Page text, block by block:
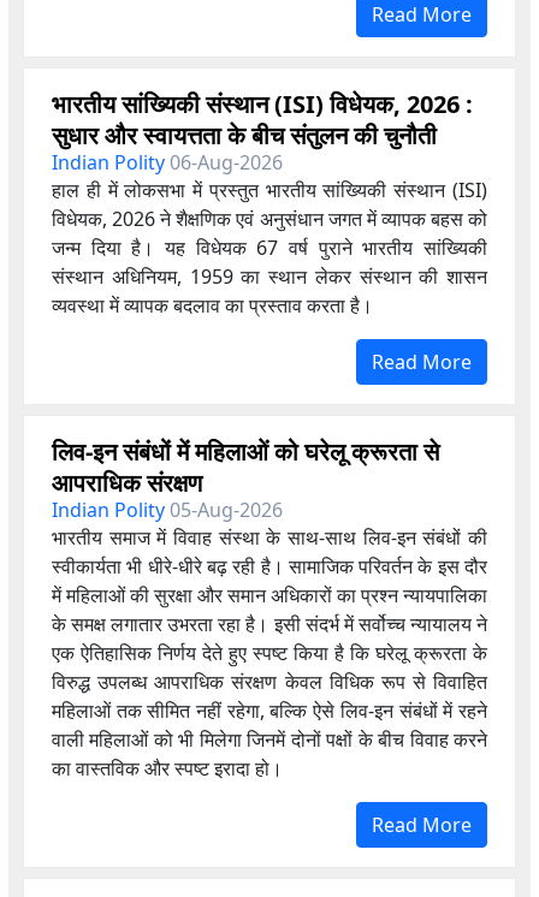
Read More
भारतीय सांख्यिकी संस्थान (ISI) विधेयक, 2026 :
सुधार और स्वायत्तता के बीच संतुलन की चुनौती
Indian Polity06-Aug-2026
हाल ही में लोकसभा में प्रस्तुत भारतीय सांख्यिकी संस्थान (ISI)
विधेयक, 2026 ने शैक्षणिक एवं अनुसंधान जगत में व्यापक बहस को
जन्म दिया है। यह विधेयक 67 वर्ष पुराने भारतीय सांख्यिकी
संस्थान अधिनियम, 1959 का स्थान लेकर संस्थान की शासन
व्यवस्था में व्यापक बदलाव का प्रस्ताव करता है।
Read More
लिव-इन संबंधों में महिलाओं को घरेलू क्रूरता से
आपराधिक संरक्षण
Indian Polity05-Aug-2026
भारतीय समाज में विवाह संस्था के साथ-साथ लिव-इन संबंधों की
स्वीकार्यता भी धीरे-धीरे बढ़ रही है। सामाजिक परिवर्तन के इस दौर
में महिलाओं की सुरक्षा और समान अधिकारों का प्रश्न न्यायपालिका
के समक्ष लगातार उभरता रहा है। इसी संदर्भ में सर्वोच्च न्यायालय ने
एक ऐतिहासिक निर्णय देते हुए स्पष्ट किया है कि घरेलू क्रूरता के
विरुद्ध उपलब्ध आपराधिक संरक्षण केवल विधिक रूप से विवाहित
महिलाओं तक सीमित नहीं रहेगा, बल्कि ऐसे लिव-इन संबंधों में रहने
वाली महिलाओं को भी मिलेगा जिनमें दोनों पक्षों के बीच विवाह करने
का वास्तविक और स्पष्ट इरादा हो।
Read More